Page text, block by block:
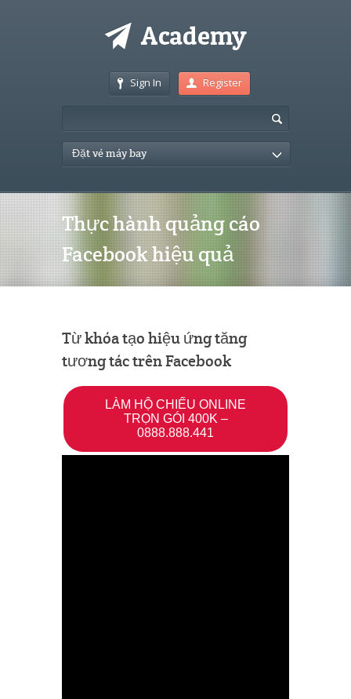
Sign In Register
Đặt vé máy bay
Thực hành quảng cáo
Facebook hiệu quả
Từ khóa tạo hiệu ứng tăng
tương tác trên Facebook
LÀM HỘ CHIẾU ONLINE
TRỌN GÓI 400K –
0888.888.441